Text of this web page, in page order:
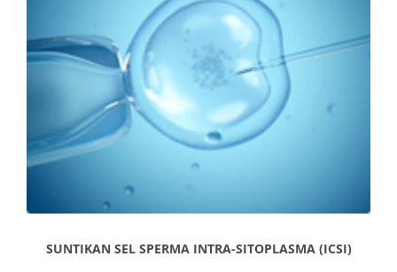
SUNTIKAN SEL SPERMA INTRA-SITOPLASMA (ICSI)